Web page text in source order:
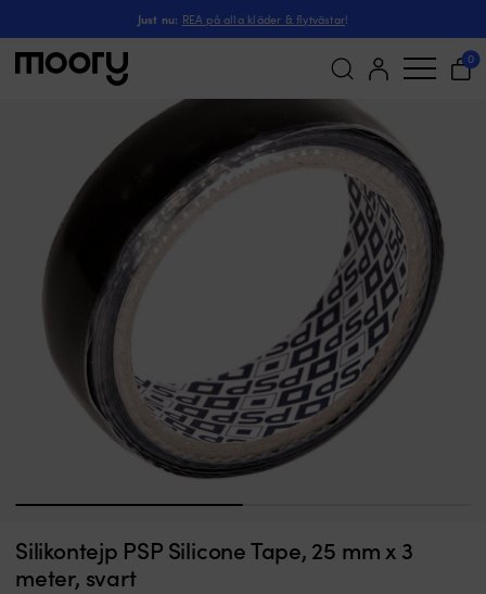
Just nu: REA på alla kläder & flytvästar!
0
Deal!3 för808 (1)
Silikontejp PSP Silicone Tape, 25 mm x 3
meter, svart